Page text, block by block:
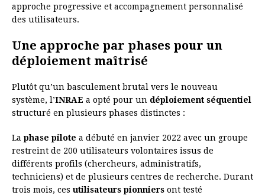
approche progressive et accompagnement personnalisé
des utilisateurs.
Une approche par phases pour un
déploiement maîtrisé
Plutôt qu’un basculement brutal vers le nouveau
système, l’INRAE a opté pour un déploiement séquentiel
structuré en plusieurs phases distinctes :
La phase pilote a débuté en janvier 2022 avec un groupe
restreint de 200 utilisateurs volontaires issus de
différents profils (chercheurs, administratifs,
techniciens) et de plusieurs centres de recherche. Durant
trois mois, ces utilisateurs pionniers ont testé